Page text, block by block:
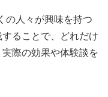
の人々が興味を持つ
ることで、どれだけ
際の効果や体験談を